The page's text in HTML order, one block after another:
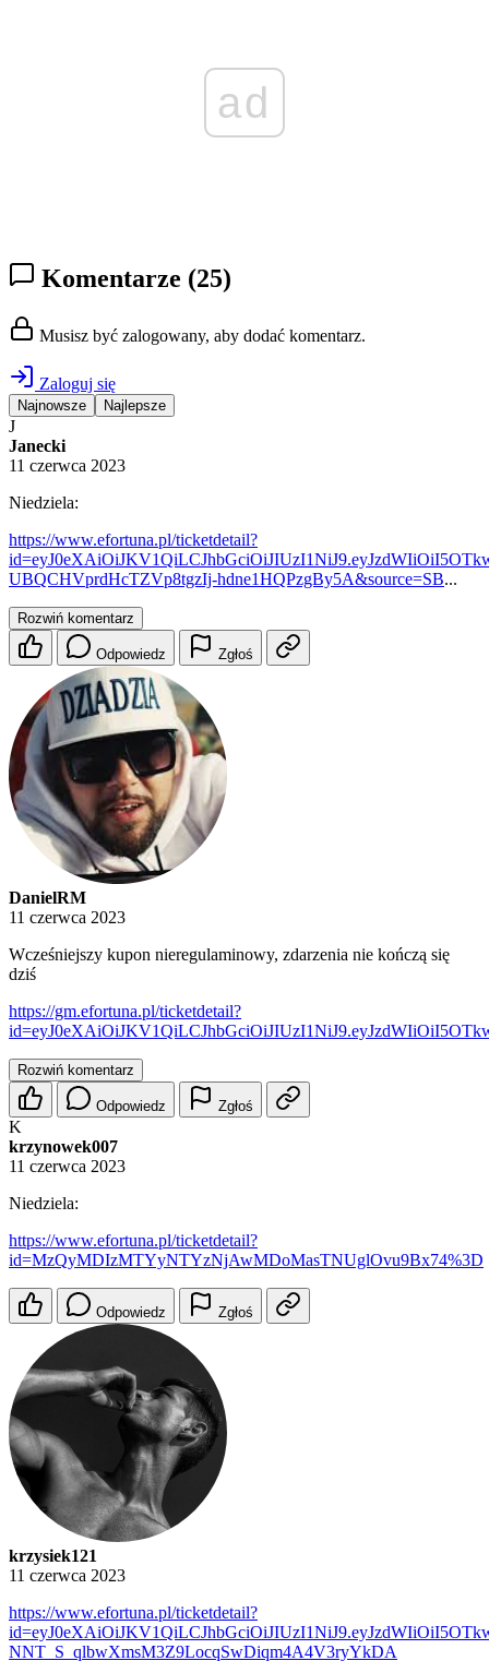
ad
Komentarze (25)
Musisz być zalogowany, aby dodać komentarz.
Zaloguj się
Najnowsze Najlepsze
J
Janecki
11 czerwca 2023
Niedziela:
https://www.efortuna.pl/ticketdetail?
UBQCHVprdHcTZVp8tgzIj-hdne1HQPzgBy5A&source=SB...
Rozwiń komentarz
Odpowiedz Zgłoś
DanielRM
11 czerwca 2023
Wcześniejszy kupon nieregulaminowy, zdarzenia nie kończą się
dziś
https://gm.efortuna.pl/ticketdetail?
Rozwiń komentarz
Odpowiedz Zgłoś
K
krzynowek007
11 czerwca 2023
Niedziela:
https://www.efortuna.pl/ticketdetail?
id=MzQyMDIzMTYyNTYzNjAwMDoMasTNUglOvu9Bx74%3D
Odpowiedz Zgłoś
krzysiek121
11 czerwca 2023
https://www.efortuna.pl/ticketdetail?
NNT_S_qlbwXmsM3Z9LocqSwDiqm4A4V3ryYkDA